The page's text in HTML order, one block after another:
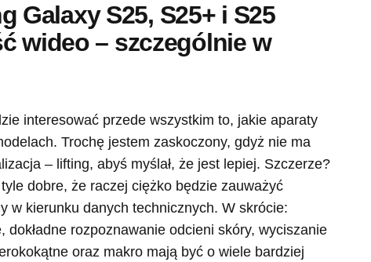
Galaxy S25, S25+ i S25
wideo – szczególnie w
interesować przede wszystkim to, jakie aparaty
Trochę jestem zaskoczony, gdyż nie ma
– lifting, abyś myślał, że jest lepiej. Szczerze?
dobre, że raczej ciężko będzie zauważyć
w kierunku danych technicznych. W skrócie:
dokładne rozpoznawanie odcieni skóry, wyciszanie
oraz makro mają być o wiele bardziej